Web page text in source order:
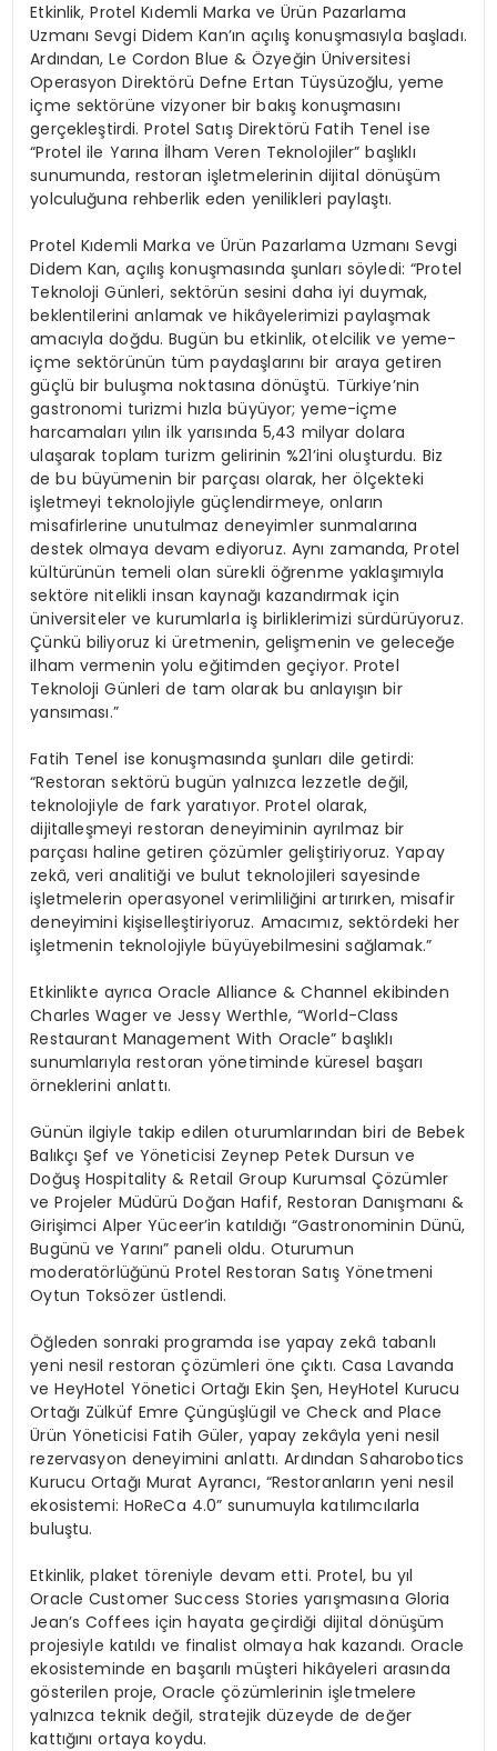
Etkinlik, Protel Kıdemli Marka ve Ürün Pazarlama
Uzmanı Sevgi Didem Kan’ın açılış konuşmasıyla başladı.
Ardından, Le Cordon Blue & Özyeğin Üniversitesi
Operasyon Direktörü Defne Ertan Tüysüzoğlu, yeme
içme sektörüne vizyoner bir bakış konuşmasını
gerçekleştirdi. Protel Satış Direktörü Fatih Tenel ise
“Protel ile Yarına İlham Veren Teknolojiler” başlıklı
sunumunda, restoran işletmelerinin dijital dönüşüm
yolculuğuna rehberlik eden yenilikleri paylaştı.
Protel Kıdemli Marka ve Ürün Pazarlama Uzmanı Sevgi
Didem Kan, açılış konuşmasında şunları söyledi: “Protel
Teknoloji Günleri, sektörün sesini daha iyi duymak,
beklentilerini anlamak ve hikâyelerimizi paylaşmak
amacıyla doğdu. Bugün bu etkinlik, otelcilik ve yeme-
içme sektörünün tüm paydaşlarını bir araya getiren
güçlü bir buluşma noktasına dönüştü. Türkiye’nin
gastronomi turizmi hızla büyüyor; yeme-içme
harcamaları yılın ilk yarısında 5,43 milyar dolara
ulaşarak toplam turizm gelirinin %21’ini oluşturdu. Biz
de bu büyümenin bir parçası olarak, her ölçekteki
işletmeyi teknolojiyle güçlendirmeye, onların
misafirlerine unutulmaz deneyimler sunmalarına
destek olmaya devam ediyoruz. Aynı zamanda, Protel
kültürünün temeli olan sürekli öğrenme yaklaşımıyla
sektöre nitelikli insan kaynağı kazandırmak için
üniversiteler ve kurumlarla iş birliklerimizi sürdürüyoruz.
Çünkü biliyoruz ki üretmenin, gelişmenin ve geleceğe
ilham vermenin yolu eğitimden geçiyor. Protel
Teknoloji Günleri de tam olarak bu anlayışın bir
yansıması.”
Fatih Tenel ise konuşmasında şunları dile getirdi:
“Restoran sektörü bugün yalnızca lezzetle değil,
teknolojiyle de fark yaratıyor. Protel olarak,
dijitalleşmeyi restoran deneyiminin ayrılmaz bir
parçası haline getiren çözümler geliştiriyoruz. Yapay
zekâ, veri analitiği ve bulut teknolojileri sayesinde
işletmelerin operasyonel verimliliğini artırırken, misafir
deneyimini kişiselleştiriyoruz. Amacımız, sektördeki her
işletmenin teknolojiyle büyüyebilmesini sağlamak.”
Etkinlikte ayrıca Oracle Alliance & Channel ekibinden
Charles Wager ve Jessy Werthle, “World-Class
Restaurant Management With Oracle” başlıklı
sunumlarıyla restoran yönetiminde küresel başarı
örneklerini anlattı.
Günün ilgiyle takip edilen oturumlarından biri de Bebek
Balıkçı Şef ve Yöneticisi Zeynep Petek Dursun ve
Doğuş Hospitality & Retail Group Kurumsal Çözümler
ve Projeler Müdürü Doğan Hafif, Restoran Danışmanı &
Girişimci Alper Yüceer’in katıldığı “Gastronominin Dünü,
Bugünü ve Yarını” paneli oldu. Oturumun
moderatörlüğünü Protel Restoran Satış Yönetmeni
Oytun Toksözer üstlendi.
Öğleden sonraki programda ise yapay zekâ tabanlı
yeni nesil restoran çözümleri öne çıktı. Casa Lavanda
ve HeyHotel Yönetici Ortağı Ekin Şen, HeyHotel Kurucu
Ortağı Zülküf Emre Çüngüşlügil ve Check and Place
Ürün Yöneticisi Fatih Güler, yapay zekâyla yeni nesil
rezervasyon deneyimini anlattı. Ardından Saharobotics
Kurucu Ortağı Murat Ayrancı, “Restoranların yeni nesil
ekosistemi: HoReCa 4.0” sunumuyla katılımcılarla
buluştu.
Etkinlik, plaket töreniyle devam etti. Protel, bu yıl
Oracle Customer Success Stories yarışmasına Gloria
Jean’s Coffees için hayata geçirdiği dijital dönüşüm
projesiyle katıldı ve finalist olmaya hak kazandı. Oracle
ekosisteminde en başarılı müşteri hikâyeleri arasında
gösterilen proje, Oracle çözümlerinin işletmelere
yalnızca teknik değil, stratejik düzeyde de değer
kattığını ortaya koydu.